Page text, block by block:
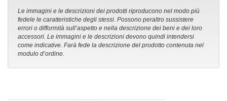
Le immagini e le descrizioni dei prodotti riproducono nel modo più
fedele le caratteristiche degli stessi. Possono peraltro sussistere
errori o difformità sull’aspetto e nella descrizione dei beni e dei loro
accessori. Le immagini e le descrizioni devono quindi intendersi
come indicative. Farà fede la descrizione del prodotto contenuta nel
modulo d’ordine.